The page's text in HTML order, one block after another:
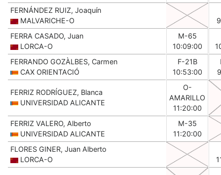
FERNÁNDEZ RUIZ, Joaquín
MALVARICHE-O
FERRA CASADO, Juan
LORCA-O
M-65
10:09:00
FERRANDO GOZÀLBES, Carmen
CAX ORIENTACIÓ
F-21B
10:53:00
FERRIZ RODRÍGUEZ, Blanca
UNIVERSIDAD ALICANTE
O-
AMARILLO
11:20:00
FERRIZ VALERO, Alberto
UNIVERSIDAD ALICANTE
M-35
11:20:00
FLORES GINER, Juan Alberto
LORCA-O